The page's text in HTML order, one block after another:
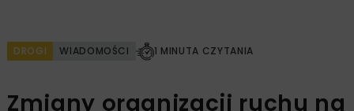
DROGI WIADOMOŚCI 1 MINUTA CZYTANIA
Zmiany organizacji ruchu na